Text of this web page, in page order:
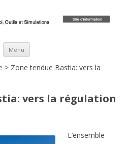
ALUR
Menu Aller au contenu principal
> Zone tendue Bastia: vers la
vers la régulation
L’ensemble